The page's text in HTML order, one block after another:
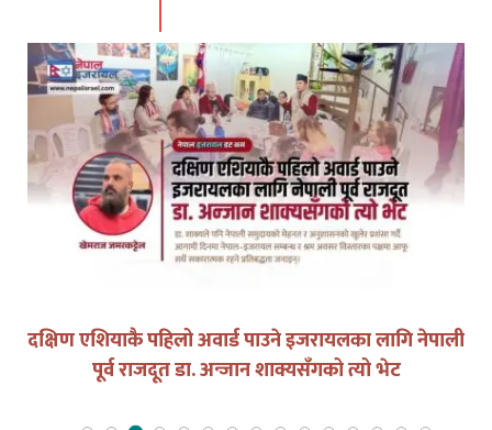
दक्षिण एशियाकै पहिलो अवार्ड पाउने इजरायलका लागि नेपाली
पूर्व राजदूत डा. अन्जान शाक्यसँगको त्यो भेट